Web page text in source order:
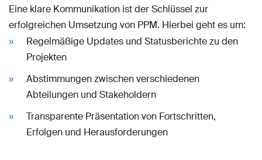
Eine klare Kommunikation ist der Schlüssel zur
erfolgreichen Umsetzung von PPM. Hierbei geht es um:
Regelmäßige Updates und Statusberichte zu den
Projekten
Abstimmungen zwischen verschiedenen
Abteilungen und Stakeholdern
Transparente Präsentation von Fortschritten,
Erfolgen und Herausforderungen